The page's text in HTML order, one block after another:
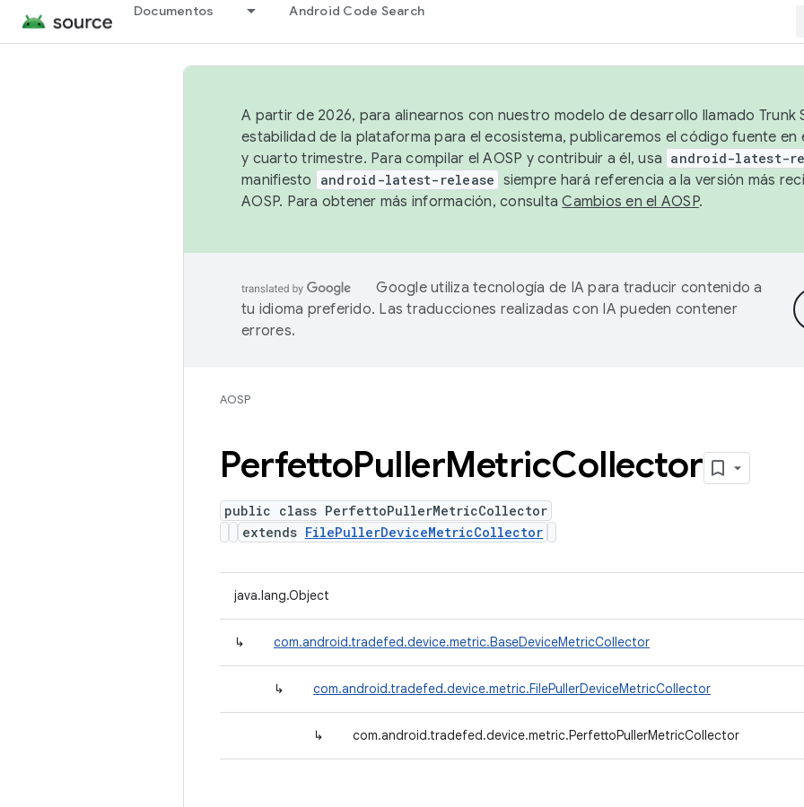
Documentos Android Code Search
A partir de 2026, para alinearnos con nuestro modelo de desarrollo llamado Trunk
estabilidad de la plataforma para el ecosistema, publicaremos el código fuente en
y cuarto trimestre. Para compilar el AOSP y contribuir a él, usa android-latest-
manifiesto android-latest-release siempre hará referencia a la versión más
AOSP. Para obtener más información, consultaCambios en el AOSP.
Google utiliza tecnología de IA para traducir contenido a
tu idioma preferido. Las traducciones realizadas con IA pueden contener
errores.
AOSP
PerfettoPullerMetricCollector
public class PerfettoPullerMetricCollector
extends FilePullerDeviceMetricCollector
java.lang.Object
↳ com.android.tradefed.device.metric.BaseDeviceMetricCollector
↳ com.android.tradefed.device.metric.FilePullerDeviceMetricCollector
↳ com.android.tradefed.device.metric.PerfettoPullerMetricCollector